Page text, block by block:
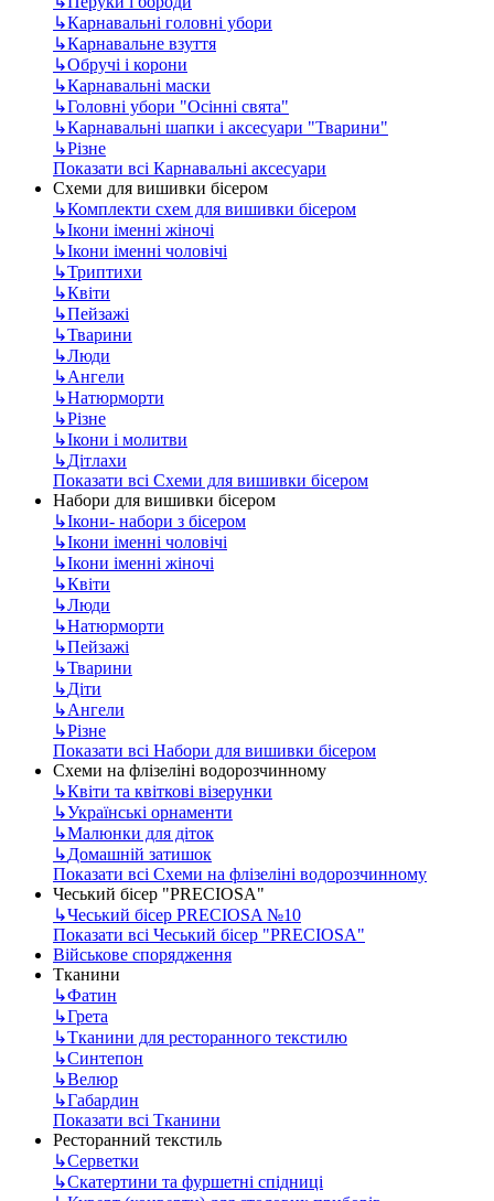
↳Карнавальні головні убори
↳Карнавальне взуття
↳Обручі і корони
↳Карнавальні маски
↳Головні убори "Осінні свята"
↳Карнавальні шапки і аксесуари "Тварини"
↳Різне
Показати всі Карнавальні аксесуари
Схеми для вишивки бісером
↳Комплекти схем для вишивки бісером
↳Ікони іменні жіночі
↳Ікони іменні чоловічі
↳Триптихи
↳Квіти
↳Пейзажі
↳Тварини
↳Люди
↳Ангели
↳Натюрморти
↳Різне
↳Ікони і молитви
↳Дітлахи
Показати всі Схеми для вишивки бісером
Набори для вишивки бісером
↳Ікони- набори з бісером
↳Ікони іменні чоловічі
↳Ікони іменні жіночі
↳Квіти
↳Люди
↳Натюрморти
↳Пейзажі
↳Тварини
↳Діти
↳Ангели
↳Різне
Показати всі Набори для вишивки бісером
Схеми на флізеліні водорозчинному
↳Квіти та квіткові візерунки
↳Українські орнаменти
↳Малюнки для діток
↳Домашній затишок
Показати всі Схеми на флізеліні водорозчинному
Чеський бісер "PRECIOSA"
↳Чеський бісер PRECIOSA №10
Показати всі Чеський бісер "PRECIOSA"
Військове спорядження
Тканини
↳Фатин
↳Грета
↳Тканини для ресторанного текстилю
↳Синтепон
↳Велюр
↳Габардин
Показати всі Тканини
Ресторанний текстиль
↳Серветки
↳Скатертини та фуршетні спідниці